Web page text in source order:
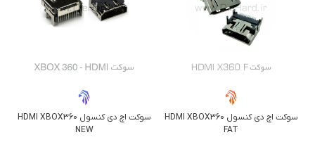
سوکت اچ دی کنسول HDMI XBOX360
FAT
سوکت اچ دی کنسول HDMI XBOX360
NEW